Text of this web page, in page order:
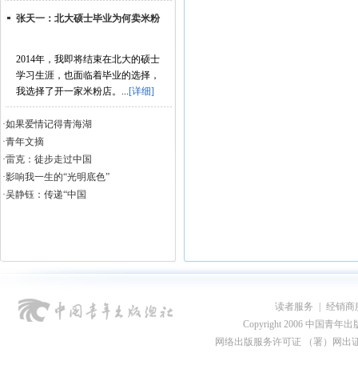
张天一：北大硕士毕业为何卖米粉
2014年，我即将结束在北大的硕士
学习生涯，也面临着毕业的选择，
我选择了开一家米粉店。...[详细]
·如果爱情记得青海湖
·青年文摘
·雷克：徒步走过中国
·影响我一生的“光明底色”
·吴静钰：传递“中国
读者服务
经销商
Copyright 2006 中国青年出
网络出版服务许可证 （署）网出